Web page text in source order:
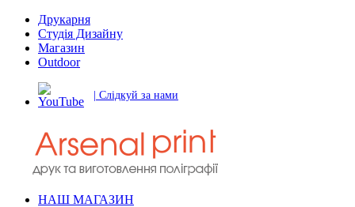
Друкарня
Студія Дизайну
Магазин
Outdoor
| Слідкуй за нами
НАШ МАГАЗИН